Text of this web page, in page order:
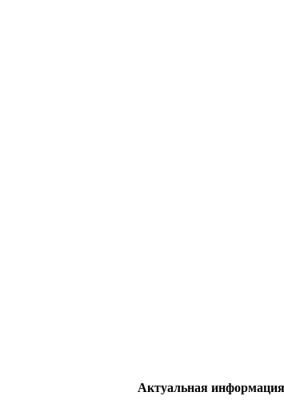
Актуальная информация